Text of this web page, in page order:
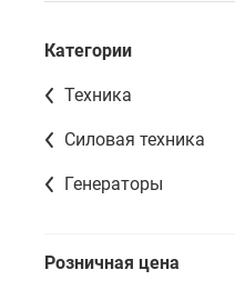
Категории
Техника
Силовая техника
Генераторы
Розничная цена